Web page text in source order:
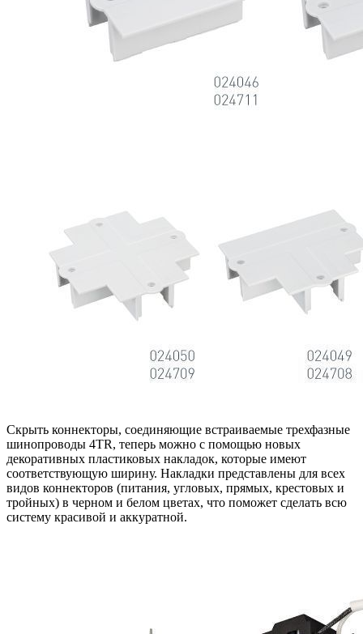
Скрыть коннекторы, соединяющие встраиваемые трехфазные
шинопроводы 4TR, теперь можно с помощью новых
декоративных пластиковых накладок, которые имеют
соответствующую ширину. Накладки представлены для всех
видов коннекторов (питания, угловых, прямых, крестовых и
тройных) в черном и белом цветах, что поможет сделать всю
систему красивой и аккуратной.